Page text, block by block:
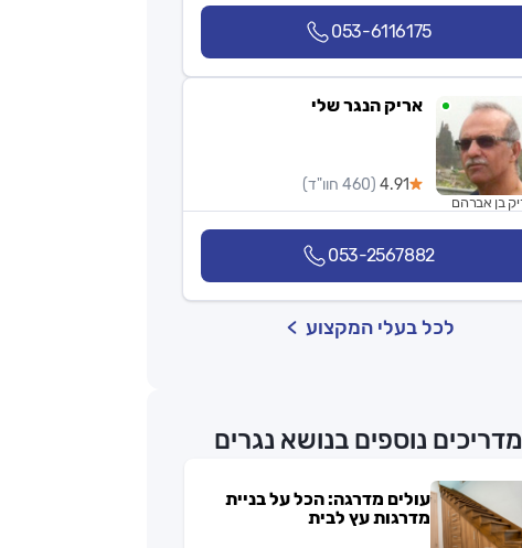
053-6116175
אריק הנגר שלי
4.91 (460 חוו"ד)
בן אברהם
053-2567882
לכל בעלי המקצוע
מדריכים נוספים בנושא נגרים
עולים מדרגה: הכל על בניית
מדרגות עץ לבית